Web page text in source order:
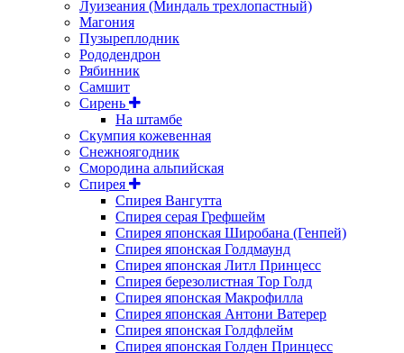
Луизеания (Миндаль трехлопастный)
Магония
Пузыреплодник
Рододендрон
Рябинник
Самшит
Сирень
На штамбе
Скумпия кожевенная
Снежноягодник
Смородина альпийская
Спирея
Спирея Вангутта
Спирея серая Грефшейм
Спирея японская Широбана (Генпей)
Спирея японская Голдмаунд
Спирея японская Литл Принцесс
Спирея березолистная Тор Голд
Спирея японская Макрофилла
Спирея японская Антони Ватерер
Спирея японская Голдфлейм
Спирея японская Голден Принцесс